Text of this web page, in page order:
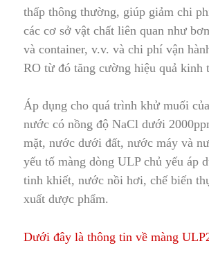
thấp thông thường, giúp giảm chi
các cơ sở vật chất liên quan như
và container, v.v. và chi phí vận
RO từ đó tăng cường hiệu quả kinh
Áp dụng cho quá trình khử muối
nước có nồng độ NaCl dưới
mặt, nước dưới đất, nước máy và
yếu tố màng dòng ULP chủ yếu áp
tinh khiết, nước nồi hơi, chế biến
xuất dược phẩm.
Dưới đây là thông tin về màng